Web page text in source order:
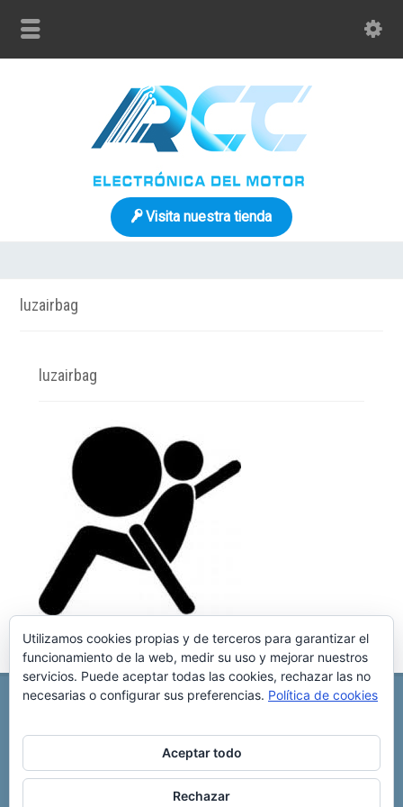
Visita nuestra tienda
luzairbag
luzairbag
REPARACIÓN CENTRALITA DE COCHE
C/ Virgen del pilar, 6 ,
Copyright © 2025 Reparación Centralita De Coche
Utilizamos cookies propias y de terceros para garantizar el
funcionamiento de la web, medir su uso y mejorar nuestros
servicios. Puede aceptar todas las cookies, rechazar las no
necesarias o configurar sus preferencias. Política de cookies
Aceptar todo
Rechazar